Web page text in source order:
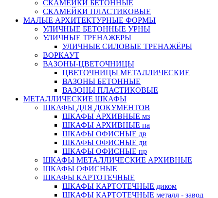
СКАМЕЙКИ БЕТОННЫЕ
СКАМЕЙКИ ПЛАСТИКОВЫЕ
МАЛЫЕ АРХИТЕКТУРНЫЕ ФОРМЫ
УЛИЧНЫЕ БЕТОННЫЕ УРНЫ
УЛИЧНЫЕ ТРЕНАЖЕРЫ
УЛИЧНЫЕ СИЛОВЫЕ ТРЕНАЖЁРЫ
ВОРКАУТ
ВАЗОНЫ-ЦВЕТОЧНИЦЫ
ЦВЕТОЧНИЦЫ МЕТАЛЛИЧЕСКИЕ
ВАЗОНЫ БЕТОННЫЕ
ВАЗОНЫ ПЛАСТИКОВЫЕ
МЕТАЛЛИЧЕСКИЕ ШКАФЫ
ШКАФЫ ДЛЯ ДОКУМЕНТОВ
ШКАФЫ АРХИВНЫЕ мз
ШКАФЫ АРХИВНЫЕ па
ШКАФЫ ОФИСНЫЕ дв
ШКАФЫ ОФИСНЫЕ ди
ШКАФЫ ОФИСНЫЕ пр
ШКАФЫ МЕТАЛЛИЧЕСКИЕ АРХИВНЫЕ
ШКАФЫ ОФИСНЫЕ
ШКАФЫ КАРТОТЕЧНЫЕ
ШКАФЫ КАРТОТЕЧНЫЕ диком
ШКАФЫ КАРТОТЕЧНЫЕ металл - завод